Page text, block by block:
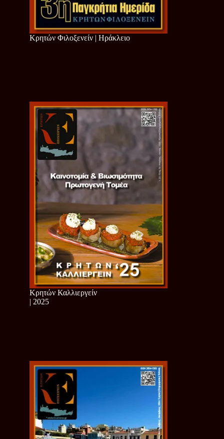
Κρητών Φιλοξενείν | Ηράκλειο
Κρητών Καλλιεργείν
| 2025